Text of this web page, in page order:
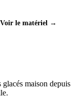
Voir le matériel →
glacés maison depuis